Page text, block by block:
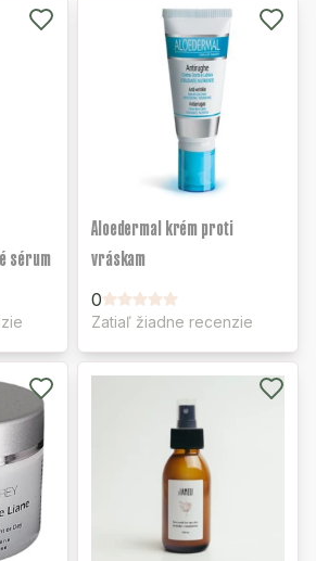
sérum
Aloedermal krém proti
vráskam
0
Zatiaľ žiadne recenzie